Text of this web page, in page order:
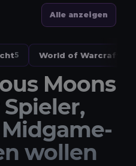
Alle anzeigen
5 World of Warcraft
Moons
wollen